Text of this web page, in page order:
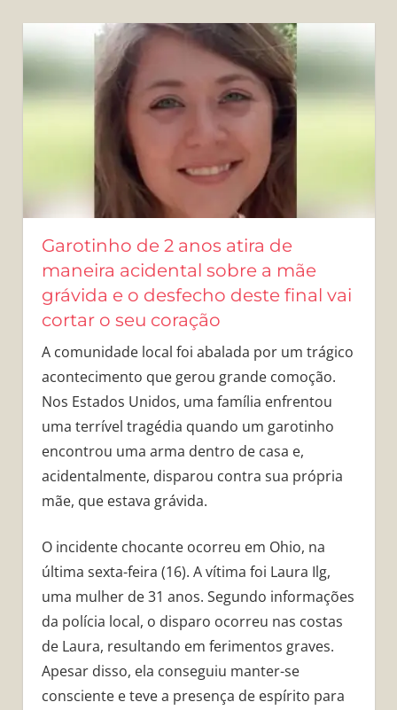
Garotinho de 2 anos atira de
maneira acidental sobre a mãe
grávida e o desfecho deste final vai
cortar o seu coração
A comunidade local foi abalada por um trágico
acontecimento que gerou grande comoção.
Nos Estados Unidos, uma família enfrentou
uma terrível tragédia quando um garotinho
encontrou uma arma dentro de casa e,
acidentalmente, disparou contra sua própria
mãe, que estava grávida.
O incidente chocante ocorreu em Ohio, na
última sexta-feira (16). A vítima foi Laura Ilg,
uma mulher de 31 anos. Segundo informações
da polícia local, o disparo ocorreu nas costas
de Laura, resultando em ferimentos graves.
Apesar disso, ela conseguiu manter-se
consciente e teve a presença de espírito para